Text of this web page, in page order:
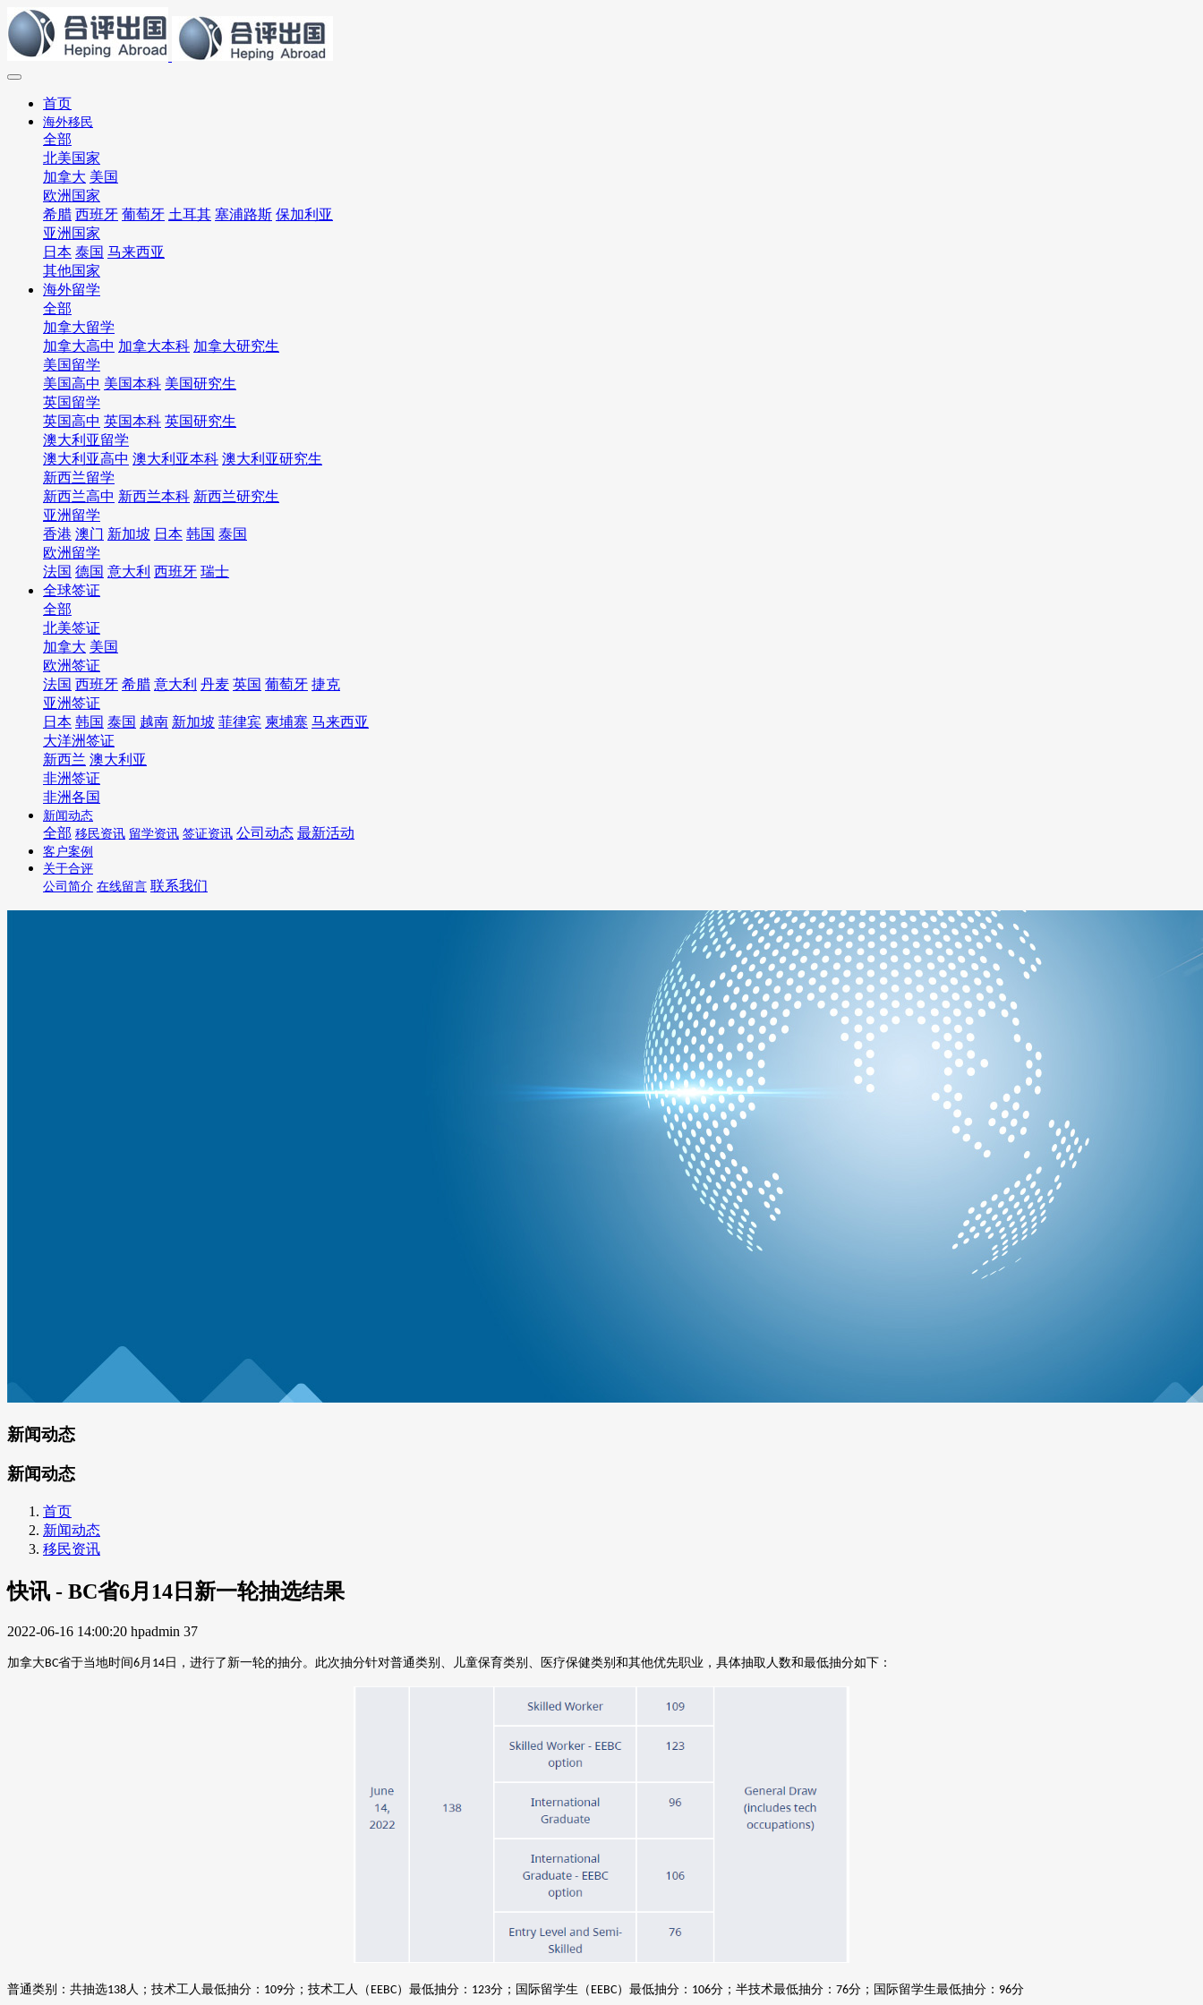
首页
海外移民
全部
北美国家
加拿大 美国
欧洲国家
希腊 西班牙 葡萄牙 土耳其 塞浦路斯 保加利亚
亚洲国家
日本 泰国 马来西亚
其他国家
海外留学
全部
加拿大留学
加拿大高中 加拿大本科 加拿大研究生
美国留学
美国高中 美国本科 美国研究生
英国留学
英国高中 英国本科 英国研究生
澳大利亚留学
澳大利亚高中 澳大利亚本科 澳大利亚研究生
新西兰留学
新西兰高中 新西兰本科 新西兰研究生
亚洲留学
香港 澳门 新加坡 日本 韩国 泰国
欧洲留学
法国 德国 意大利 西班牙 瑞士
全球签证
全部
北美签证
加拿大 美国
欧洲签证
法国 西班牙 希腊 意大利 丹麦 英国 葡萄牙 捷克
亚洲签证
日本 韩国 泰国 越南 新加坡 菲律宾 柬埔寨 马来西亚
大洋洲签证
新西兰 澳大利亚
非洲签证
非洲各国
新闻动态
全部 移民资讯 留学资讯 签证资讯 公司动态 最新活动
客户案例
关于合评
公司简介 在线留言 联系我们
新闻动态
新闻动态
首页
新闻动态
移民资讯
快讯 - BC省6月14日新一轮抽选结果
2022-06-16 14:00:20 hpadmin 37
加拿大BC省于当地时间6 月 14 日，进行了新一轮的抽分。此次抽分针对普通类别、儿童保育类别、医疗保健类别和其他优先职业，具体抽取人数和最低抽分如下：
普通类别 ： 共抽选138 人 ； 技术工人最低抽分： 109分 ； 技术工人（ EEBC）最低抽分： 123分 ； 国际留学生（ EEBC）最低抽分： 106分 ； 半技术最低抽分： 76分 ； 国际留学生最低抽分： 96分